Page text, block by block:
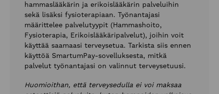
hammaslääkärin ja erikoislääkärin palveluihin
sekä lisäksi fysioterapiaan. Työnantajasi
määrittelee palvelutyypit (Hammashoito,
Fysioterapia, Erikoislääkäripalvelut), joihin voit
käyttää saamaasi terveysetua. Tarkista siis ennen
käyttöä SmartumPay-sovelluksesta, mitkä
palvelut työnantajasi on valinnut terveysetuusi.
Huomioithan, että terveysedulla ei voi maksaa